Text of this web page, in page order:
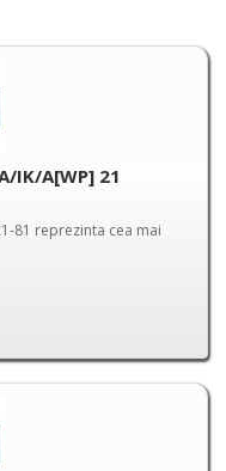
IK/A[WP] 21
81 reprezinta cea mai